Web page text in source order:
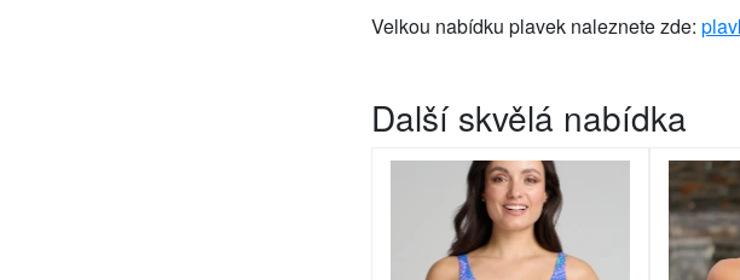
Velkou nabídku plavek naleznete zde:
Další skvělá nabídka